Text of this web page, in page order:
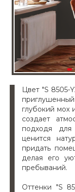
Цвет "S 8505-
глубокий мох
создает
подходя
ценится
придать
делая его
пребываний.
Оттенки "S